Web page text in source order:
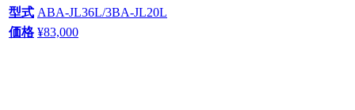
型式 ABA-JL36L/3BA-JL20L
価格 ¥83,000